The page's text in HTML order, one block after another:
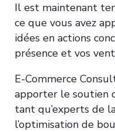
Il est maintenant
ce que vous avez
idées en actions
présence et vos
E-Commerce
apporter le soutien
tant qu’experts de
l’optimisation de